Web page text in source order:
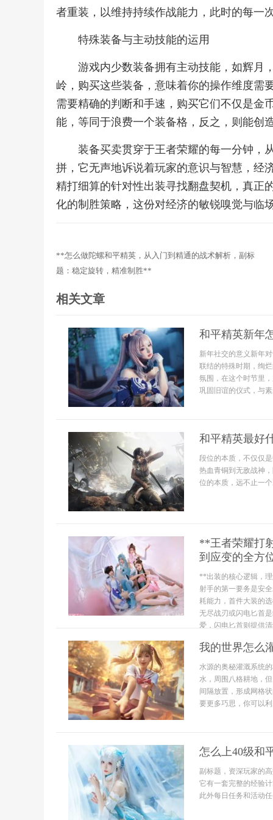
者重装，以维持持续作战能力，此时的每一
特殊装备与主动技能的运用
游戏内少数装备拥有主动技能，如辉月
岭，购买这些装备，意味着你的操作维度需
需要精确的判断和手速，购买它们不仅是金
能，等同于浪费一个装备格，反之，则能创
装备买卖贯穿于王者荣耀的每一分钟，
拼，它无声地诉说着玩家的意识与智慧，经
精打细算的针对性出装寻找翻盘契机，真正
化的制胜策略，这份对经济的敏锐嗅觉与临
**怎么做陀螺和平精英，从入门到精通的战术解析，副标
题：稳定旋转，精准制胜**
相关文章
和平精英新年
新年社交的意义新年
联结的特殊时期，绚
氛围，在这个时节里
巩固旧谊的仪式，与
和平精英最好
段位的本质，不仅仅
热血青铜到无敌战神
位的本质，远不止一
**王者荣耀打
到应变的全方
**出装的核心逻辑，
射手的第一要务是安
耗能力，首件大装的
无尽战刃或闪电匕首
爱，闪电匕首则提供
我的世界怎么
水源的奥秘灌溉系统
水，周围八格耕地，
间隔放置，形成网格
要更多巧思，你可以
怎么上40级和
副标题，资深玩家的
它有一套完整的经验
此外每日任务和活动